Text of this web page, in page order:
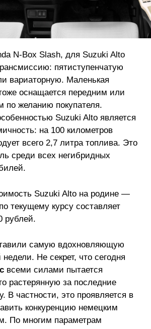
N-Box Slash, для Suzuki Alto
пятиступенчатую
вариаторную. Маленькая
оснащается передним или
по желанию покупателя.
Suzuki Alto является
на 100 километров
всего 2,7 литра топлива. Это
среди всех негибридных
Suzuki Alto на родине —
текущему курсу составляет
рублей.
самую вдохновляющую
Не секрет, что сегодня
всеми силами пытается
растерянную за последние
В частности, это проявляется в
конкуренцию немецким
По многим параметрам